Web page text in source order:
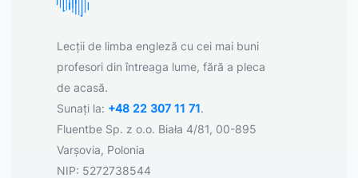
Lecții de limba engleză cu cei mai buni
profesori din întreaga lume, fără a pleca
de acasă.
Sunați la: +48 22 307 11 71.
Fluentbe Sp. z o.o. Biała 4/81, 00-895
Varșovia, Polonia
NIP: 5272738544